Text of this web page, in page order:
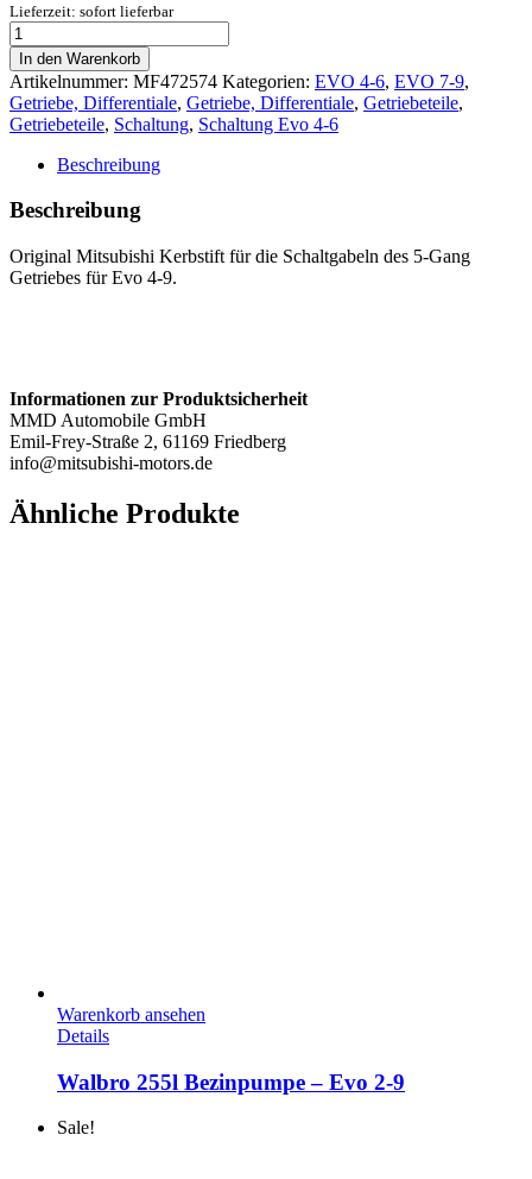
Lieferzeit: sofort lieferbar
Kerbstift
Schaltgabel
5-
Gang
-
Evo
Menge
In den Warenkorb
Artikelnummer: MF472574 Kategorien: EVO 4-6, EVO 7-9,
Getriebe, Differentiale, Getriebe, Differentiale, Getriebeteile,
Getriebeteile, Schaltung, Schaltung Evo 4-6
Beschreibung
Beschreibung
Original Mitsubishi Kerbstift für die Schaltgabeln des 5-Gang
Getriebes für Evo 4-9.
Informationen zur Produktsicherheit
MMD Automobile GmbH
Emil-Frey-Straße 2, 61169 Friedberg
info@mitsubishi-motors.de
Ähnliche Produkte
Warenkorb ansehen
Details
Walbro 255l Bezinpumpe – Evo 2-9
Sale!